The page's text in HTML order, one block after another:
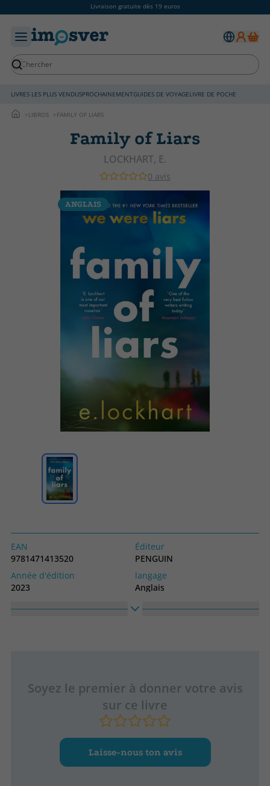
Livraison gratuite dès 19 euros
LIVRES LES PLUS VENDUSPROCHAINEMENTGUIDES DE VOYAGELIVRE DE POCHE
LIBROS FAMILY OF LIARS
Family of Liars
LOCKHART, E.
0 avis
ANGLAIS
EAN
9781471413520
Éditeur
PENGUIN
Année d'édition
2023
langage
Anglais
Soyez le premier à donner votre avis
sur ce livre
Laisse-nous ton avis